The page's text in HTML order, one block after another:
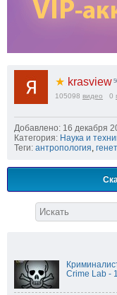
★ krasview
105098 видео 0
Добавлено: 16 декабря
Категория: Наука и
Теги: антропология,
Crime Lab -